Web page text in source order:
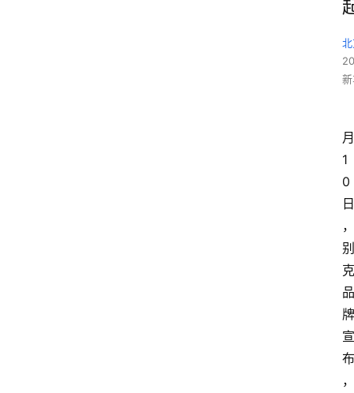
月
1
0
日
，
别
克
品
牌
宣
布
，